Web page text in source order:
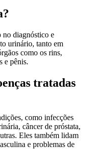
no diagnóstico e
urinário, tanto em
como os rins,
e pênis.
tratadas
como infecções
câncer de próstata,
Eles também lidam
e problemas de